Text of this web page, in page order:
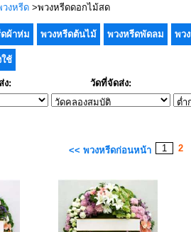
วงหรีด >พวงหรีดดอกไม้สด
ผ้าห่ม พวงหรีดต้นไม้ พวงหรีดพัดลม พว
ช้
ง: วัดที่จัดส่ง:
<< พวงหรีดก่อนหน้า 1 2